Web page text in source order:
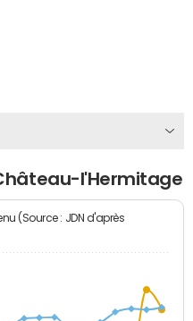
l'Hermitage
(Source : JDN d'après